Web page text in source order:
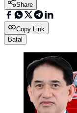
Share
Copy Link
Batal